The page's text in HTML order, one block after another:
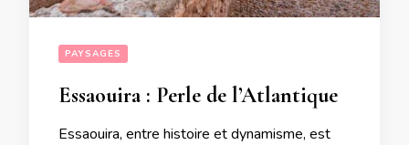
PAYSAGES
Essaouira : Perle de l’Atlantique
Essaouira, entre histoire et dynamisme, est